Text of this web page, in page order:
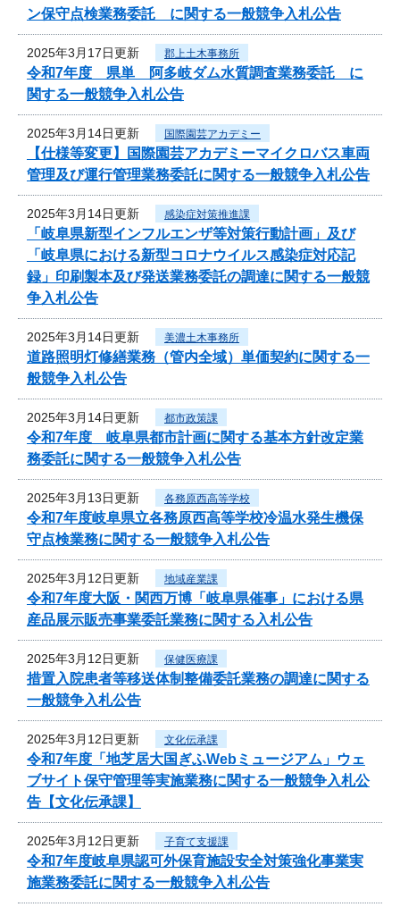
ン保守点検業務委託 に関する一般競争入札公告
2025年3月17日更新 郡上土木事務所
令和7年度 県単 阿多岐ダム水質調査業務委託 に
関する一般競争入札公告
2025年3月14日更新 国際園芸アカデミー
【仕様等変更】国際園芸アカデミーマイクロバス車両
管理及び運行管理業務委託に関する一般競争入札公告
2025年3月14日更新 感染症対策推進課
「岐阜県新型インフルエンザ等対策行動計画」及び
「岐阜県における新型コロナウイルス感染症対応記
録」印刷製本及び発送業務委託の調達に関する一般競
争入札公告
2025年3月14日更新 美濃土木事務所
道路照明灯修繕業務（管内全域）単価契約に関する一
般競争入札公告
2025年3月14日更新 都市政策課
令和7年度 岐阜県都市計画に関する基本方針改定業
務委託に関する一般競争入札公告
2025年3月13日更新 各務原西高等学校
令和7年度岐阜県立各務原西高等学校冷温水発生機保
守点検業務に関する一般競争入札公告
2025年3月12日更新 地域産業課
令和7年度大阪・関西万博「岐阜県催事」における県
産品展示販売事業委託業務に関する入札公告
2025年3月12日更新 保健医療課
措置入院患者等移送体制整備委託業務の調達に関する
一般競争入札公告
2025年3月12日更新 文化伝承課
令和7年度「地芝居大国ぎふWebミュージアム」ウェ
ブサイト保守管理等実施業務に関する一般競争入札公
告【文化伝承課】
2025年3月12日更新 子育て支援課
令和7年度岐阜県認可外保育施設安全対策強化事業実
施業務委託に関する一般競争入札公告